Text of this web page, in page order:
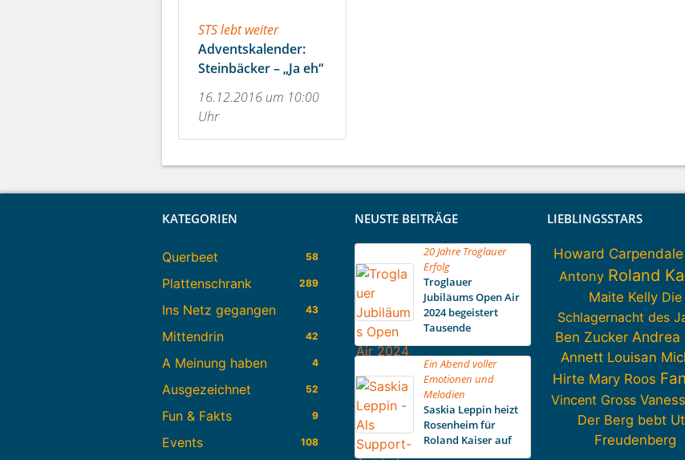
STS lebt weiter
Adventskalender:
Steinbäcker – „Ja eh“
16.12.2016 um 10:00
Uhr
KATEGORIEN
Querbeet 58
Plattenschrank 289
Ins Netz gegangen 43
Mittendrin 42
A Meinung haben 4
Ausgezeichnet 52
Fun & Fakts 9
Events 108
NEUSTE BEITRÄGE
20 Jahre Troglauer
Erfolg
Troglauer
Jubiläums Open Air
2024 begeistert
Tausende
Ein Abend voller
Emotionen und
Melodien
Saskia Leppin heizt
Rosenheim für
Roland Kaiser auf
LIEBLINGSSTARS
Howard Carpendale
Antony Roland
Maite Kelly Die
Schlagernacht des
Ben Zucker Andrea
Annett Louisan
Hirte Mary Roos
Vincent Gross
Der Berg bebt
Freudenberg